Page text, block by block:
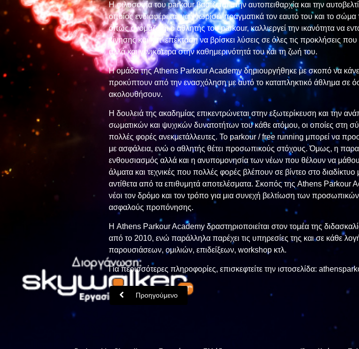
Η φιλοσοφία του parkour βασίζεται στην αυτοπειθαρχία και την
οποίος ενδιαφέρεται να γνωρίσει πραγματικά τον εαυτό του και το
όπως ονομάζεται ο αθλητής του parkour, καλλιεργεί την ικανότητα να
κίνησης και κατ’ επέκταση να βρίσκει λύσεις σε όλες τις προκλήσεις
αλλά και γενικότερα στην καθημερινότητά του και τη ζωή του.
Η ομάδα της Athens Parkour Academy δημιουργήθηκε με σκοπό να
προκύπτουν από την ενασχόληση με αυτό το καταπληκτικό άθλημα σε
ακολουθήσουν.
Η δουλειά της ακαδημίας επικεντρώνεται στην εξωτερίκευση και την
σωματικών και ψυχικών δυνατοτήτων του κάθε ατόμου, οι οποίες στη
πολλές φορές ανεκμετάλλευτες. Το parkour / free running μπορεί να
με ασφάλεια, ενώ ο αθλητής θέτει προσωπικούς στόχους. Όμως, η
ενθουσιασμός αλλά και η ανυπομονησία των νέων που θέλουν να
άλματα και τεχνικές που πολλές φορές βλέπουν σε βίντεο στο
αντίθετα από τα επιθυμητά αποτελέσματα. Σκοπός της Athens Parkour
νέοι τον δρόμο και τον τρόπο για μια συνεχή βελτίωση των
ασφαλούς προπόνησης.
Η Athens Parkour Academy δραστηριοποιείται στον τομέα της
από το 2010, ενώ παράλληλα παρέχει τις υπηρεσίες της και σε κάθε
παρουσιάσεων, ομιλιών, επιδείξεων, workshop κτλ.
Για περισσότερες πληροφορίες, επισκεφτείτε την ιστοσελίδα:
Προηγούμενο